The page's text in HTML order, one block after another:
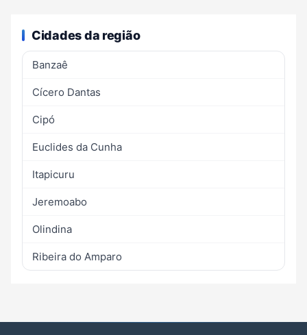
Cidades da região
Banzaê
Cícero Dantas
Cipó
Euclides da Cunha
Itapicuru
Jeremoabo
Olindina
Ribeira do Amparo